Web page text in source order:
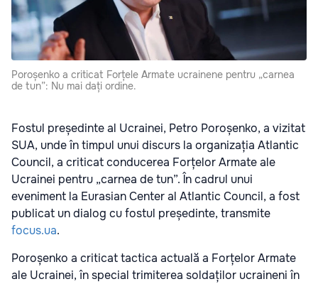
Poroșenko a criticat Forțele Armate ucrainene pentru „carnea
de tun”: Nu mai dați ordine.
Fostul președinte al Ucrainei, Petro Poroșenko, a vizitat
SUA, unde în timpul unui discurs la organizația Atlantic
Council, a criticat conducerea Forțelor Armate ale
Ucrainei pentru „carnea de tun”. În cadrul unui
eveniment la Eurasian Center al Atlantic Council, a fost
publicat un dialog cu fostul președinte, transmite
focus.ua.
Poroșenko a criticat tactica actuală a Forțelor Armate
ale Ucrainei, în special trimiterea soldaților ucraineni în